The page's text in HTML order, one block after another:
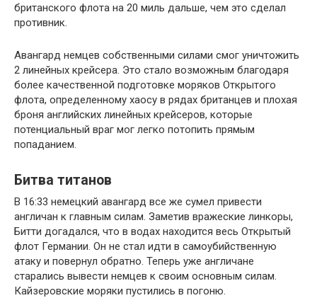
британского флота на 20 миль дальше, чем это сделал
противник.
Авангард немцев собственными силами смог уничтожить
2 линейных крейсера. Это стало возможным благодаря
более качественной подготовке моряков Открытого
флота, определенному хаосу в рядах британцев и плохая
броня английских линейных крейсеров, которые
потенциальный враг мог легко потопить прямым
попаданием.
Битва титанов
В 16:33 немецкий авангард все же сумел привести
англичан к главным силам. Заметив вражеские линкоры,
Битти догадался, что в водах находится весь Открытый
флот Германии. Он не стал идти в самоубийственную
атаку и повернул обратно. Теперь уже англичане
старались вывести немцев к своим основным силам.
Кайзеровские моряки пустились в погоню.